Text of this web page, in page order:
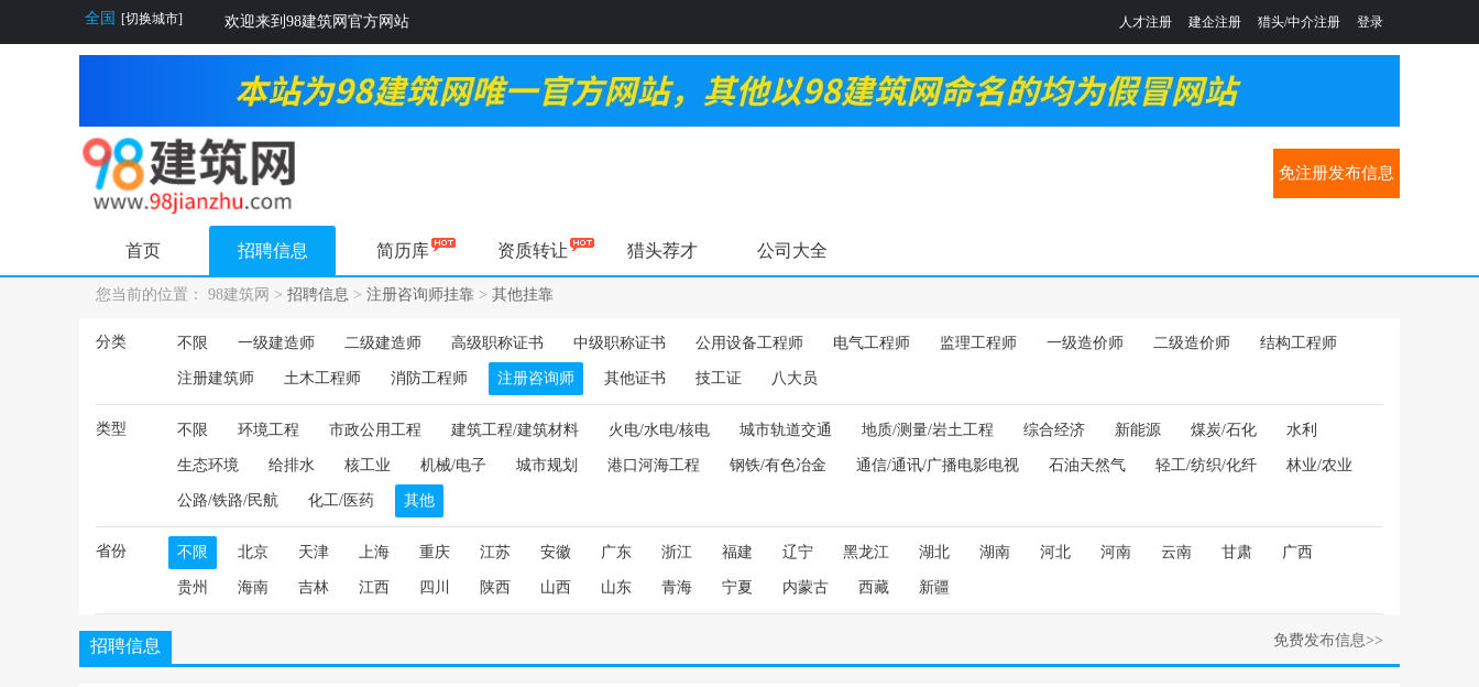
全国 [切换城市] 欢迎来到98建筑网官方网站 人才注册 建企注册 猎头/中介注册 登录
免注册发布信息
首页 招聘信息 简历库 资质转让 猎头荐才 公司大全
您当前的位置： 98建筑网 > 招聘信息 > 注册咨询师挂靠 > 其他挂靠
分类 不限 一级建造师 二级建造师 高级职称证书 中级职称证书 公用设备工程师 电气工程师 监理工程师 一级造价师 二级造价师 结构工程师
注册建筑师 土木工程师 消防工程师 注册咨询师 其他证书 技工证 八大员
类型 不限 环境工程 市政公用工程 建筑工程/建筑材料 火电/水电/核电 城市轨道交通 地质/测量/岩土工程 综合经济 新能源 煤炭/石化 水利
生态环境 给排水 核工业 机械/电子 城市规划 港口河海工程 钢铁/有色冶金 通信/通讯/广播电影电视 石油天然气 轻工/纺织/化纤 林业/农业
公路/铁路/民航 化工/医药 其他
省份 不限 北京 天津 上海 重庆 江苏 安徽 广东 浙江 福建 辽宁 黑龙江 湖北 湖南 河北 河南 云南 甘肃 广西
贵州 海南 吉林 江西 四川 陕西 山西 山东 青海 宁夏 内蒙古 西藏 新疆
招聘信息 免费发布信息>>